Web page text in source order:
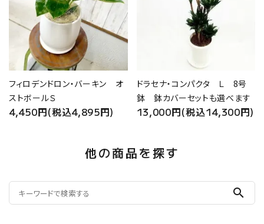
フィロデンドロン・バーキン オ
ストボールＳ
4,450円(税込4,895円)
ドラセナ・コンパクタ Ｌ 8号
鉢 鉢カバーセットも選べます
13,000円(税込14,300円)
他の商品を探す
search